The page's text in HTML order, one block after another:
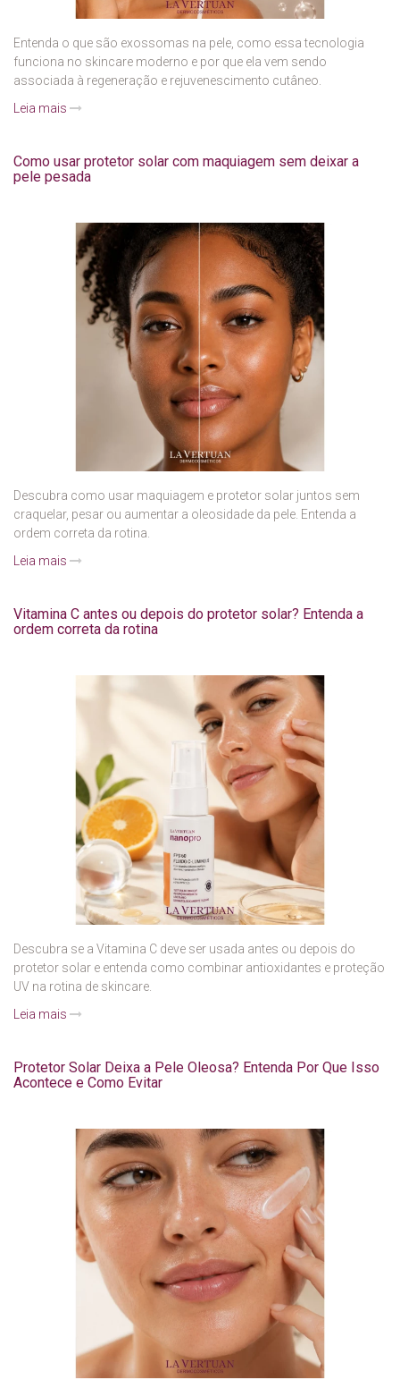
Entenda o que são exossomas na pele, como essa tecnologia
funciona no skincare moderno e por que ela vem sendo
associada à regeneração e rejuvenescimento cutâneo.
Leia mais
Como usar protetor solar com maquiagem sem deixar a
pele pesada
Descubra como usar maquiagem e protetor solar juntos sem
craquelar, pesar ou aumentar a oleosidade da pele. Entenda a
ordem correta da rotina.
Leia mais
Vitamina C antes ou depois do protetor solar? Entenda a
ordem correta da rotina
Descubra se a Vitamina C deve ser usada antes ou depois do
protetor solar e entenda como combinar antioxidantes e proteção
UV na rotina de skincare.
Leia mais
Protetor Solar Deixa a Pele Oleosa? Entenda Por Que Isso
Acontece e Como Evitar